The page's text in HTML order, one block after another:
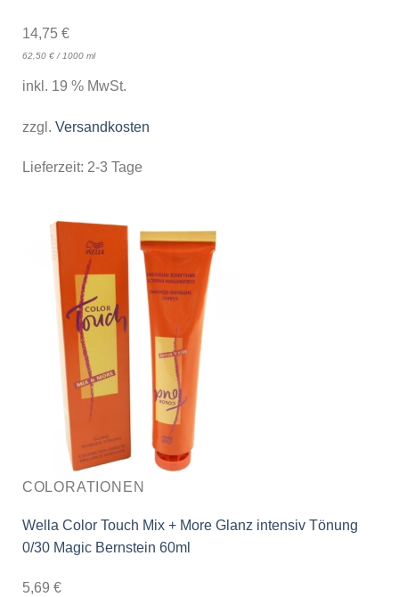
14,75 €
62,50 €/ 1000 ml
inkl. 19 % MwSt.
zzgl. Versandkosten
Lieferzeit: 2-3 Tage
COLORATIONEN
Wella Color Touch Mix + More Glanz intensiv Tönung
0/30 Magic Bernstein 60ml
5,69 €